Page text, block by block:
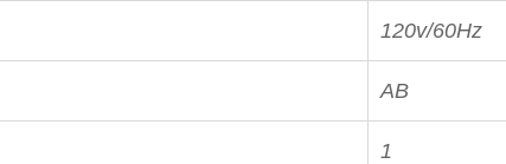
120v/60Hz
AB
1